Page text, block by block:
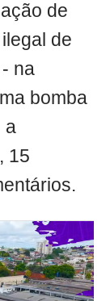
de
de
na
bomba
a
15